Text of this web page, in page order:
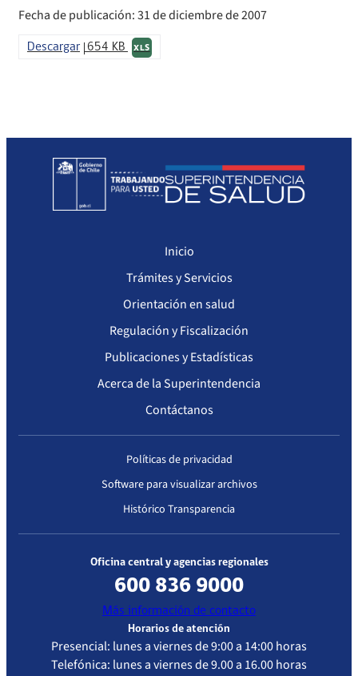
Fecha de publicación: 31 de diciembre de 2007
Descargar 654 KB XLS
Inicio
Trámites y Servicios
Orientación en salud
Regulación y Fiscalización
Publicaciones y Estadísticas
Acerca de la Superintendencia
Contáctanos
Políticas de privacidad
Software para visualizar archivos
Histórico Transparencia
Oficina central y agencias regionales
600 836 9000
Más información de contacto
Horarios de atención
Presencial: lunes a viernes de 9:00 a 14:00 horas
Telefónica: lunes a viernes de 9.00 a 16.00 horas